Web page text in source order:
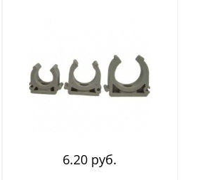
6.20 руб.